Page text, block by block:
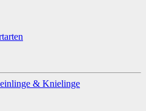
& Knielinge